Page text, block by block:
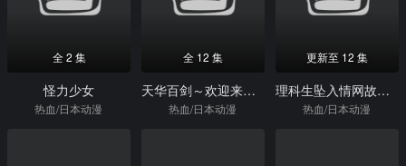
全 2 集
怪力少女
热血/日本动漫
全 12 集
天华百剑～欢迎来到铭治馆!～
热血/日本动漫
更新至 12 集
理科生坠入情网故尝试证明第二季
热血/日本动漫